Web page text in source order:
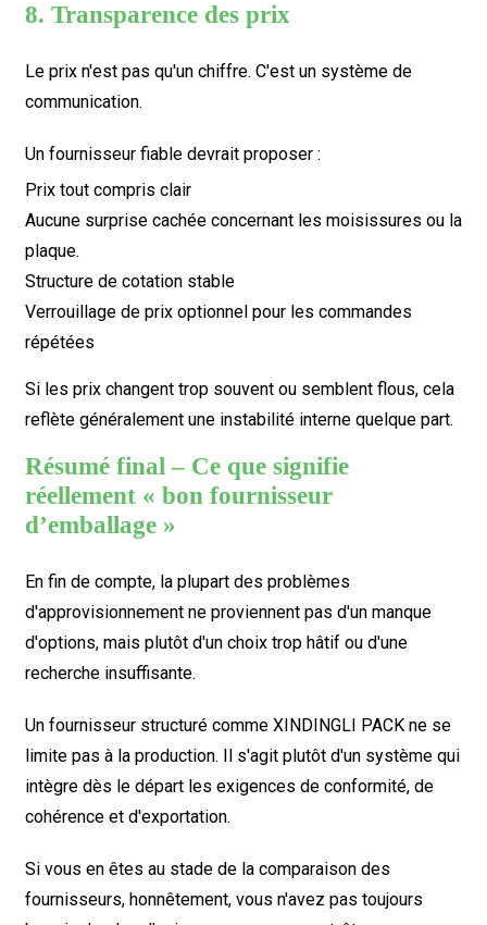
8. Transparence des prix
Le prix n'est pas qu'un chiffre. C'est un système de
communication.
Un fournisseur fiable devrait proposer :
Prix ​​tout compris clair
Aucune surprise cachée concernant les moisissures ou la
plaque.
Structure de cotation stable
Verrouillage de prix optionnel pour les commandes
répétées
Si les prix changent trop souvent ou semblent flous, cela
reflète généralement une instabilité interne quelque part.
Résumé final – Ce que signifie
réellement « bon fournisseur
d’emballage »
En fin de compte, la plupart des problèmes
d'approvisionnement ne proviennent pas d'un manque
d'options, mais plutôt d'un choix trop hâtif ou d'une
recherche insuffisante.
Un fournisseur structuré comme XINDINGLI PACK ne se
limite pas à la production. Il s'agit plutôt d'un système qui
intègre dès le départ les exigences de conformité, de
cohérence et d'exportation.
Si vous en êtes au stade de la comparaison des
fournisseurs, honnêtement, vous n'avez pas toujours